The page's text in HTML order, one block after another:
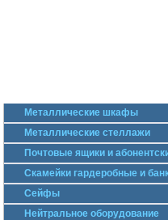
Металлические шкафы
Металлические стеллажи
Почтовые ящики и
Скамейки гардеробные и
Сейфы
Нейтральное оборудование